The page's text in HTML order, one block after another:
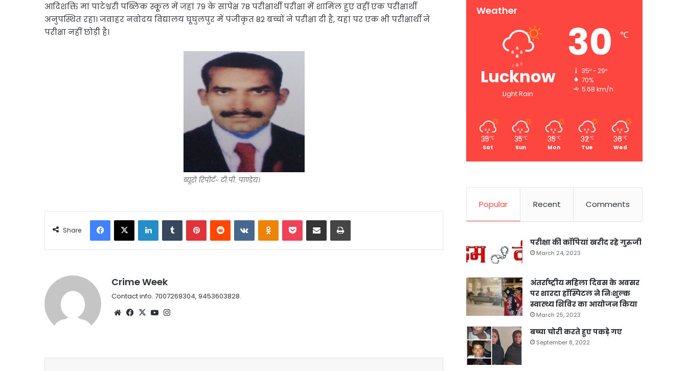
आदिशक्ति मां पाटेश्वरी पब्लिक स्कूूल में जहां 79 के सापेक्ष 78 परीक्षार्थी परीक्षा में शामिल हुए वहीं एक परीक्षार्थी
अनुपस्थित रहा। जवाहर नवोदय विद्यालय घूघुलपुर में पंजीकृत 82 बच्चों ने परीक्षा दी है, यहां पर एक भी परीक्षार्थी ने
परीक्षा नहीं छोड़ी है।
ब्यूरो रिपोर्ट- टी.पी. पाण्डेय।
Share
Facebook
X LinkedInTumblrPinterestReddit VKontakteOdnoklassniki
PocketShare via Email Print
Crime Week
Contact info. 7007269304, 9453603828.
Website
Facebook
X YouTube
Weather
Lucknow
Light Rain
30 ℃
35º - 29º
70%
5.68 km/h
35℃
Sat
35 ℃
Sun
35 ℃
Mon
32 ℃
Tue
36℃
Wed
Popular Recent Comments
परीक्षा की कॉपियां खरीद रहे गुरुजी
March 24, 2023
अंतर्राष्ट्रीय महिला दिवस के अवसर
पर शारदा हॉस्पिटल ने निःशुल्क
स्वास्थ्य शिविर का आयोजन किया
March 25, 2023
बच्चा चोरी करते हुए पकड़े गए
September 8, 2022